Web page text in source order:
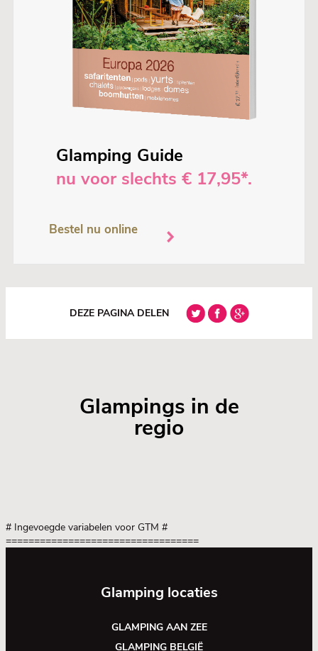
Glamping Guide
nu voor slechts € 17,95*.
Bestel nu online
DEZE PAGINA DELEN
Glampings in de
regio
# Ingevoegde variabelen voor GTM #
==================================
Glamping locaties
GLAMPING AAN ZEE
GLAMPING BELGIË